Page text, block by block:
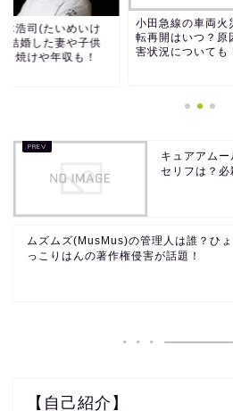
木浩司(たいめいけ
結婚した妻や子供
日焼けや年収も！
小田急線の車両火
転再開はいつ？原
害状況についても
キュアアム
セリフは？必
ムズムズ(MusMus)の管理人は誰？ひょ
っこりはんの著作権侵害が話題！
【自己紹介】